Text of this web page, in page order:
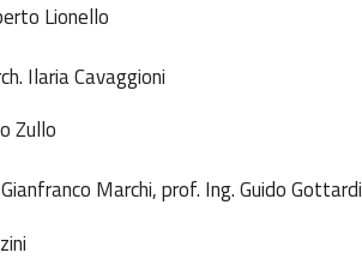
Lionello
Ilaria Cavaggioni
Zullo
Gianfranco Marchi, prof. Ing. Guido Gottardi